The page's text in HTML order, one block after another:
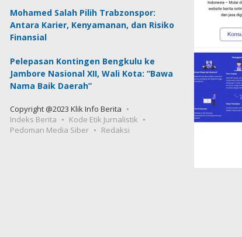
Mohamed Salah Pilih Trabzonspor:
Antara Karier, Kenyamanan, dan Risiko
Finansial
Pelepasan Kontingen Bengkulu ke
Jambore Nasional XII, Wali Kota: “Bawa
Nama Baik Daerah”
Copyright @2023 Klik Info Berita
Indeks Berita
Kode Etik Jurnalistik
Pedoman Media Siber
Redaksi